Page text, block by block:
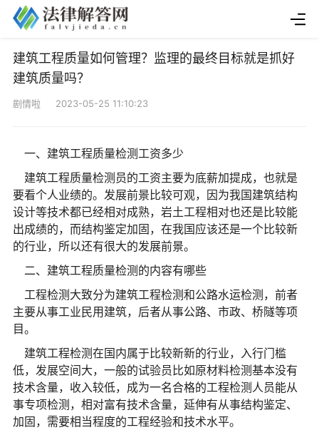
建筑工程质量如何管理？监理的最终目标就是抓好
建筑质量吗？
剧情啦 2023-05-25 11:10:23
一、建筑工程质量检测工资多少
建筑工程质量检测员的工资主要为底薪加提成，也就是
要看个人业绩的。发展前景比较可观，因为我国建筑结构
设计等技术都已经相对成熟，岩土工程相对也还是比较能
出成绩的，而结构鉴定加固，在我国应该还是一个比较新
的行业，所以还有很大的发展前景。
二、建筑工程质量检测的内容有哪些
工程检测大致分为建筑工程检测和公路水运检测，前者
主要从事工业民用建筑，后者从事公路、市政、桥隧等项
目。
建筑工程检测在国内属于比较新新的行业，入行门槛
低，发展空间大，一般的试验员比如原材料检测基本没有
技术含量，收入较低，成为一名合格的工程检测人员能从
事专项检测，相对富有技术含量，延伸有从事结构鉴定、
加固，需要相当程度的工程经验和技术水平。